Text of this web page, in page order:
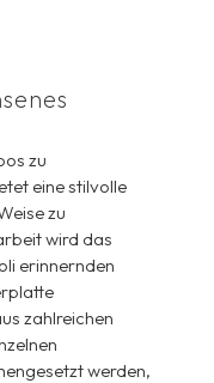
zu
eine stilvolle
zu
wird das
erinnernden
zahlreichen
werden,